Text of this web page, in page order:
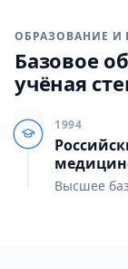
ОБРАЗОВАНИЕ И
Базовое
учёная
1994
Высшее